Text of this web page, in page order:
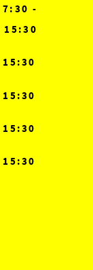
7:30 -
15:30